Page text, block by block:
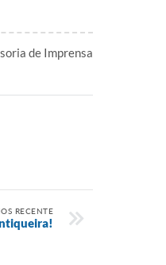
de Imprensa
RECENTE